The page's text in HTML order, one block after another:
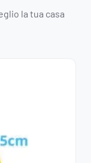
la tua casa